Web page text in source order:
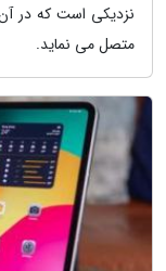
نزدیکی است که در
متصل می نماید.